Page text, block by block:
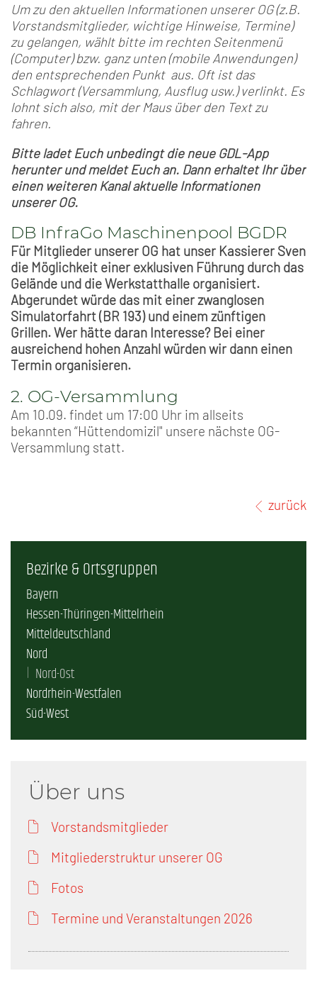
Um zu den aktuellen Informationen unserer OG (z.B.
Vorstandsmitglieder, wichtige Hinweise, Termine)
zu gelangen, wählt bitte im rechten Seitenmenü
(Computer) bzw. ganz unten (mobile Anwendungen)
den entsprechenden Punkt aus. Oft ist das
Schlagwort (Versammlung, Ausflug usw.) verlinkt. Es
lohnt sich also, mit der Maus über den Text zu
fahren.
Bitte ladet Euch unbedingt die neue GDL-App
herunter und meldet Euch an. Dann erhaltet Ihr über
einen weiteren Kanal aktuelle Informationen
unserer OG.
DB InfraGo Maschinenpool BGDR
Für Mitglieder unserer OG hat unser Kassierer Sven
die Möglichkeit einer exklusiven Führung durch das
Gelände und die Werkstatthalle organisiert.
Abgerundet würde das mit einer zwanglosen
Simulatorfahrt (BR 193) und einem zünftigen
Grillen. Wer hätte daran Interesse? Bei einer
ausreichend hohen Anzahl würden wir dann einen
Termin organisieren.
2. OG-Versammlung
Am 10.09. findet um 17:00 Uhr im allseits
bekannten “Hüttendomizil" unsere nächste OG-
Versammlung statt.
zurück
Bezirke & Ortsgruppen
Bayern
Hessen-Thüringen-Mittelrhein
Mitteldeutschland
Nord
Nord-Ost
Nordrhein-Westfalen
Süd-West
Über uns
Vorstandsmitglieder
Mitgliederstruktur unserer OG
Fotos
Termine und Veranstaltungen 2026